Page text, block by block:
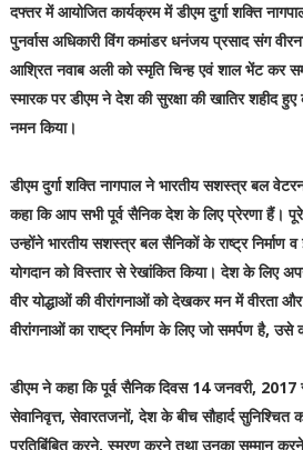
दफ्तर में आयोजित कार्यक्रम में डीएम दुर्गा शक्ति
पुनर्वास अधिकारी विंग कमांडर धनंजय प्रसाद संग
आश्रित नवाब अली को स्मृति चिन्ह एवं शाल भेंट कर
स्मारक पर डीएम ने देश की सुरक्षा की खातिर शहीद हुए
नमन किया।
डीएम दुर्गा शक्ति नागपाल ने भारतीय सशस्त्र बल
कहा कि आप सभी पूर्व सैनिक देश के लिए प्रेरणा हैं।
उन्होंने भारतीय सशस्त्र बल सैनिकों के राष्ट्र निर्माण
योगदान को विस्तार से रेखांकित किया। देश के लिए
वीर योद्धाओं की वीरांगनाओं को देखकर मन में वीरता
वीरांगनाओं का राष्ट्र निर्माण के लिए जो समर्पण है,
डीएम ने कहा कि पूर्व सैनिक दिवस 14 जनवरी, 2017
सेवानिवृत्त, सेवारतजनों, देश के बीच सौहार्द
प्रतिबिंबित करने, स्मरण करने तथा उनका सम्मान करने